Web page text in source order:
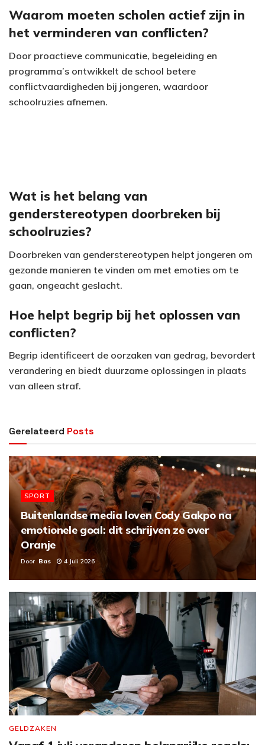
Waarom moeten scholen actief zijn in
het verminderen van conflicten?
Door proactieve communicatie, begeleiding en
programma’s ontwikkelt de school betere
conflictvaardigheden bij jongeren, waardoor
schoolruzies afnemen.
Wat is het belang van
genderstereotypen doorbreken bij
schoolruzies?
Doorbreken van genderstereotypen helpt jongeren om
gezonde manieren te vinden om met emoties om te
gaan, ongeacht geslacht.
Hoe helpt begrip bij het oplossen van
conflicten?
Begrip identificeert de oorzaken van gedrag, bevordert
verandering en biedt duurzame oplossingen in plaats
van alleen straf.
Gerelateerd Posts
SPORT
Buitenlandse media loven Cody Gakpo na
emotionele goal: dit schrijven ze over
Oranje
Door Bas 4 Juli 2026
GELDZAKEN